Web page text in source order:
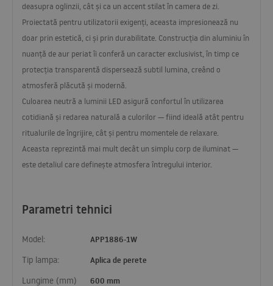
Parametri tehnici
Model:
APP1886-1W
Tip lampa:
Aplica de perete
Lungime (mm)
600 mm
deasupra oglinzii, cât și ca un accent stilat în camera de zi.
Proiectată pentru utilizatorii exigenți, aceasta impresionează nu
doar prin estetică, ci și prin durabilitate. Construcția din aluminiu în
nuanță de aur periat îi conferă un caracter exclusivist, în timp ce
protecția transparentă dispersează subtil lumina, creând o
atmosferă plăcută și modernă.
Culoarea neutră a luminii LED asigură confortul în utilizarea
cotidiană și redarea naturală a culorilor — fiind ideală atât pentru
ritualurile de îngrijire, cât și pentru momentele de relaxare.
Aceasta reprezintă mai mult decât un simplu corp de iluminat —
este detaliul care definește atmosfera întregului interior.